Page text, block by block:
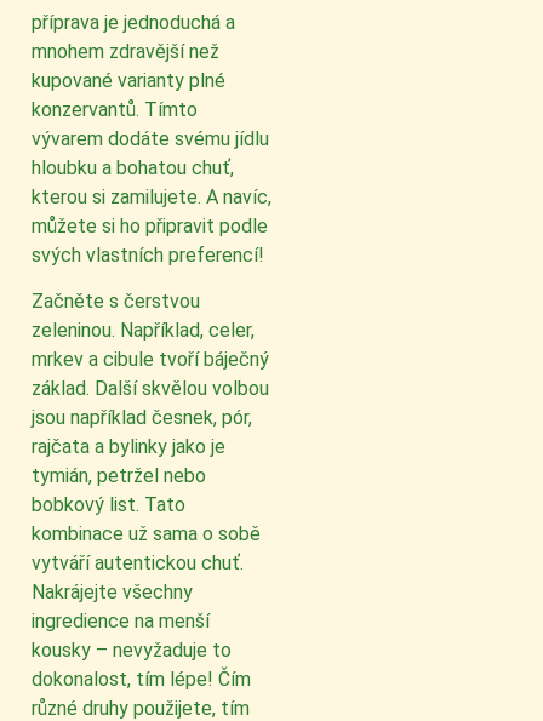
příprava je jednoduchá a
mnohem zdravější než
kupované varianty plné
konzervantů. Tímto
vývarem dodáte svému jídlu
hloubku a bohatou chuť,
kterou si zamilujete. A navíc,
můžete si ho připravit podle
svých vlastních preferencí!
Začněte s čerstvou
zeleninou. Například, celer,
mrkev a cibule tvoří báječný
základ. Další skvělou volbou
jsou například česnek, pór,
rajčata a bylinky jako je
tymián, petržel nebo
bobkový list. Tato
kombinace už sama o sobě
vytváří autentickou chuť.
Nakrájejte všechny
ingredience na menší
kousky – nevyžaduje to
dokonalost, tím lépe! Čím
různé druhy použijete, tím